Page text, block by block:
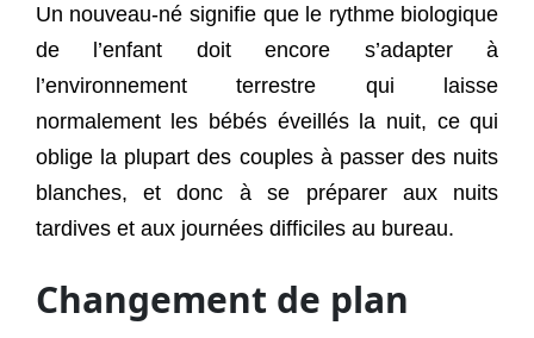
Un nouveau-né signifie que le rythme biologique
de l’enfant doit encore s’adapter à
l’environnement terrestre qui laisse
normalement les bébés éveillés la nuit, ce qui
oblige la plupart des couples à passer des nuits
blanches, et donc à se préparer aux nuits
tardives et aux journées difficiles au bureau.
Changement de plan